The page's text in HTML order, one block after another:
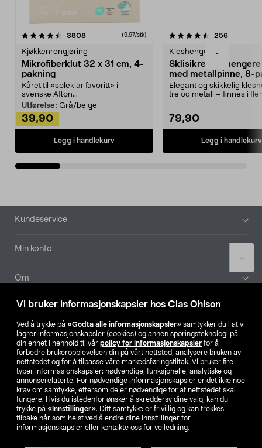
Vi bruker informasjonskapsler hos Clas Ohlson
Ved å trykke på «Godta alle informasjonskapsler» samtykker du i at vi
lagrer informasjonskapsler (cookies) og annen sporingsteknologi på
din enhet i henhold til vår policy for informasjonskapsler for å
forbedre brukeropplevelsen din på vårt nettsted, analysere bruken av
nettstedet og for å tilpasse våre markedsføringstiltak. Vi bruker fire
typer informasjonskapsler: nødvendige, funksjonelle, analytiske og
annonserelaterte. For nødvendige informasjonskapsler er det ikke noe
krav om samtykke, ettersom de er nødvendige for at nettstedet skal
fungere. Hvis du istedenfor ønsker å skreddersy dine valg, kan du
trykke på «Innstillinger». Ditt samtykke er frivillig og kan trekkes
tilbake når som helst ved å endre dine innstillinger for
informasjonskapsler eller kontakte oss for veiledning.
-
+
3808anmeldelser(9,97/stk)
Kjøkkenrengjøring
Mikrofiberklut 32 x 31 cm, 4-
pakning
Kåret til «soleklar favoritt» i
svenske Afton...
Utførelse: Grå/beige
39,90
Legg i handlekurv
4.5av 5 stjerner 256
Kleshengere
Sklisikre
med metallpinne, 8-
Elegant og skikkelig
tre og metall – finnes i
79,90
Legg i handlekurv
4.5av 5 stjerner
Bunntekst
Kundeservice
Min konto
Om
Aktuelt
Våre selskaper
Finn din butikk
SE NO FI